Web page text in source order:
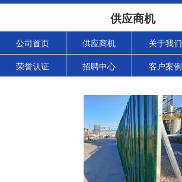
供应商机
公司首页 供应商机 关于我们
荣誉认证 招聘中心 客户案例